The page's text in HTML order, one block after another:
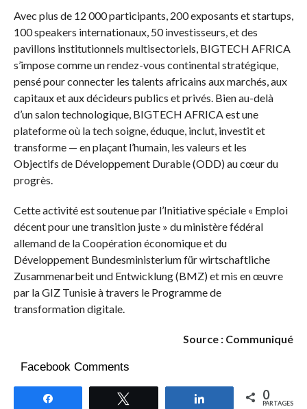
Avec plus de 12 000 participants, 200 exposants et startups,
100 speakers internationaux, 50 investisseurs, et des
pavillons institutionnels multisectoriels, BIGTECH AFRICA
s’impose comme un rendez-vous continental stratégique,
pensé pour connecter les talents africains aux marchés, aux
capitaux et aux décideurs publics et privés. Bien au-delà
d’un salon technologique, BIGTECH AFRICA est une
plateforme où la tech soigne, éduque, inclut, investit et
transforme — en plaçant l’humain, les valeurs et les
Objectifs de Développement Durable (ODD) au cœur du
progrès.
Cette activité est soutenue par l’Initiative spéciale « Emploi
décent pour une transition juste » du ministère fédéral
allemand de la Coopération économique et du
Développement Bundesministerium für wirtschaftliche
Zusammenarbeit und Entwicklung (BMZ) et mis en œuvre
par la GIZ Tunisie à travers le Programme de
transformation digitale.
­Source : Communiqué
Facebook Comments
Partagez 0
PARTAGES